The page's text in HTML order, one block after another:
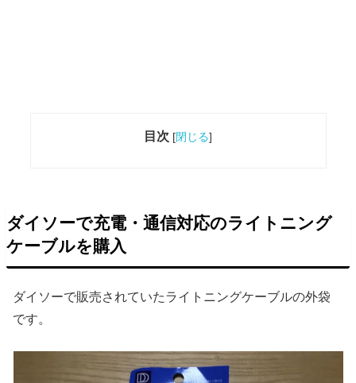
目次 [閉じる]
ダイソーで充電・通信対応のライトニング
ケーブルを購入
ダイソーで販売されていたライトニングケーブルの外袋
です。